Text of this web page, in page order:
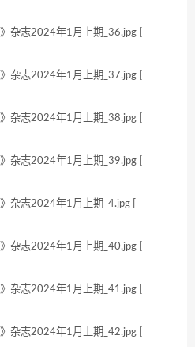
志2024年1月上期_36.jpg [
志2024年1月上期_37.jpg [
志2024年1月上期_38.jpg [
志2024年1月上期_39.jpg [
志2024年1月上期_4.jpg [
志2024年1月上期_40.jpg [
志2024年1月上期_41.jpg [
志2024年1月上期_42.jpg [